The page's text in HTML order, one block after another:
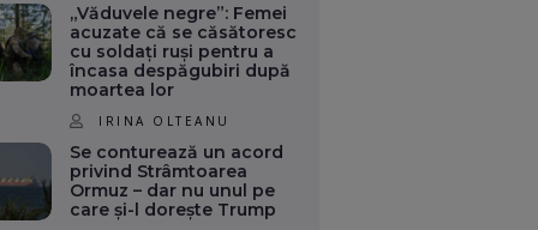
„Văduvele negre”: Femei
acuzate că se căsătoresc
cu soldați ruși pentru a
încasa despăgubiri după
moartea lor
IRINA OLTEANU
Se conturează un acord
privind Strâmtoarea
Ormuz – dar nu unul pe
care și-l dorește Trump